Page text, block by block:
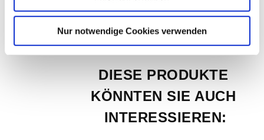
Nur notwendige Cookies verwenden
DIESE PRODUKTE
KÖNNTEN SIE AUCH
INTERESSIEREN: